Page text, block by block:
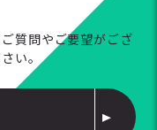
質問やご要望がござ
い。